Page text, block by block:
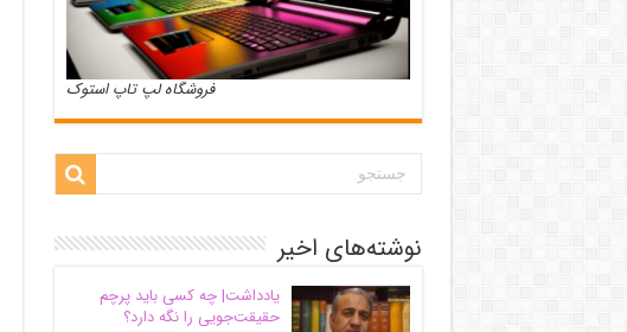
فروشگاه لپ تاپ استوک
نوشته‌های اخیر
یادداشت| ‌چه کسی باید پرچم
حقیقت‌جویی را نگه دارد؟